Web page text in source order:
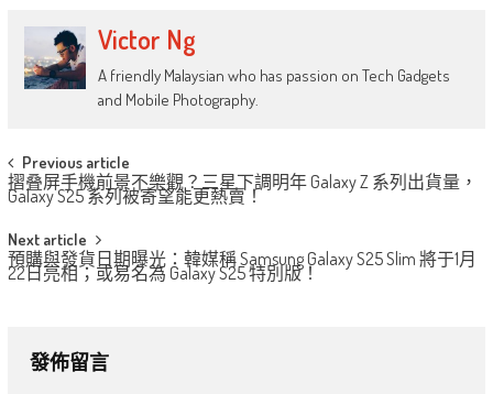
Victor Ng
A friendly Malaysian who has passion on Tech Gadgets
and Mobile Photography.
Post
navigation
Previous article
摺叠屏手機前景不樂觀？三星下調明年 Galaxy Z 系列出貨量，
Galaxy S25 系列被寄望能更熱賣！
Next article
預購與發貨日期曝光：韓媒稱 Samsung Galaxy S25 Slim 將于1月
22日亮相；或易名為 Galaxy S25 特別版！
發佈留言